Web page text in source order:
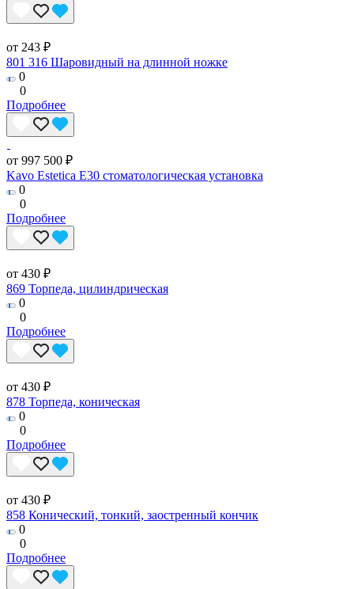
от 243 ₽
801 316 Шаровидный на длинной ножке
0
0
Подробнее
от 997 500 ₽
Kavo Estetica E30 стоматологическая установка
0
0
Подробнее
от 430 ₽
869 Торпеда, цилиндрическая
0
0
Подробнее
от 430 ₽
878 Торпеда, коническая
0
0
Подробнее
от 430 ₽
858 Конический, тонкий, заостренный кончик
0
0
Подробнее